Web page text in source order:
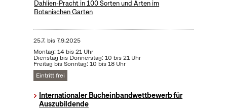
Dahlien-Pracht in 100 Sorten und Arten im
Botanischen Garten
25.7. bis7.9.2025
Montag: 14 bis 21 Uhr
Dienstag bis Donnerstag: 10 bis 21 Uhr
Freitag bis Sonntag: 10 bis 18 Uhr
Eintritt frei
Internationaler Bucheinbandwettbewerb für
Auszubildende